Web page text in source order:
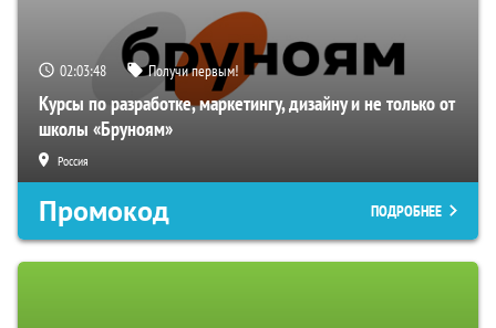
02:03:47 Получи первым!
Курсы по разработке, маркетингу, дизайну и не только от
школы «Бруноям»
Россия
Промокод ПОДРОБНЕЕ